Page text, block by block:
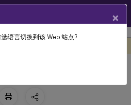
7 2402 LTSR
×
语言切换到该 Web 站点?